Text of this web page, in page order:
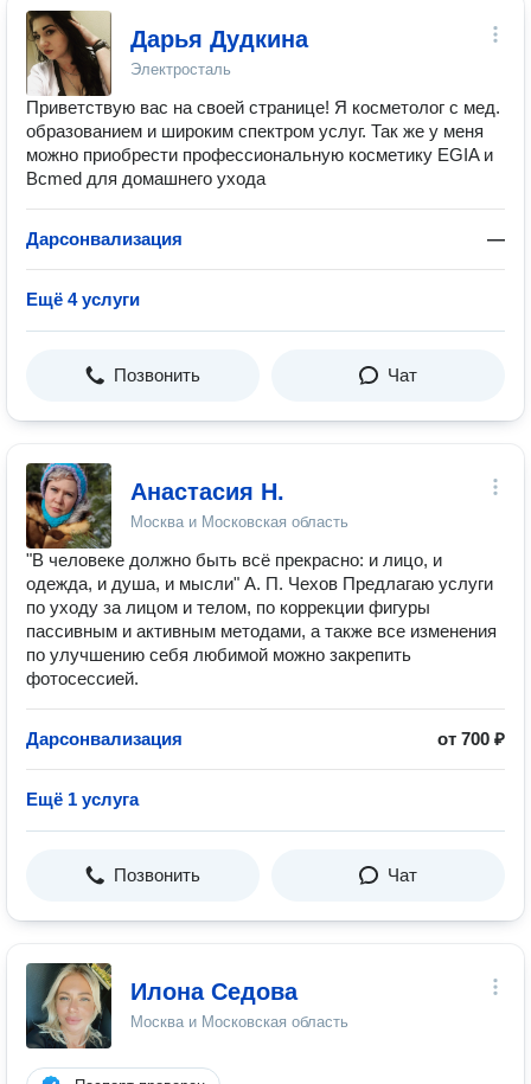
Дарья Дудкина
Электросталь
Приветствую вас на своей странице! Я косметолог с мед.
образованием и широким спектром услуг. Так же у меня
можно приобрести профессиональную косметику EGIA и
Bcmed для домашнего ухода
Дарсонвализация —
Ещё 4 услуги
Позвонить Чат
Анастасия Н.
Москва и Московская область
"В человеке должно быть всё прекрасно: и лицо, и
одежда, и душа, и мысли" А. П. Чехов Предлагаю услуги
по уходу за лицом и телом, по коррекции фигуры
пассивным и активным методами, а также все изменения
по улучшению себя любимой можно закрепить
фотосессией.
Дарсонвализация от 700 ₽
Ещё 1 услуга
Позвонить Чат
Илона Седова
Москва и Московская область